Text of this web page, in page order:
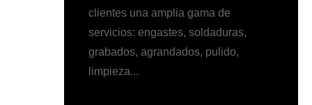
clientes una amplia gama de
servicios: engastes, soldaduras,
grabados, agrandados, pulido,
limpieza...